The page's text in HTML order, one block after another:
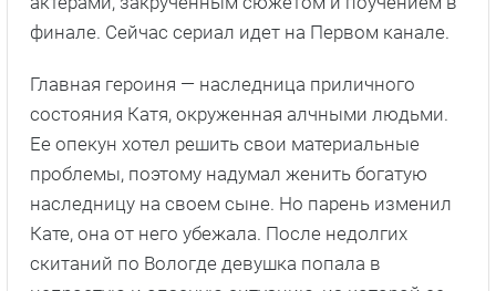
финале. Сейчас сериал идет на Первом канале.
Главная героиня — наследница приличного
состояния Катя, окруженная алчными людьми.
Ее опекун хотел решить свои материальные
проблемы, поэтому надумал женить богатую
наследницу на своем сыне. Но парень изменил
Кате, она от него убежала. После недолгих
скитаний по Вологде девушка попала в